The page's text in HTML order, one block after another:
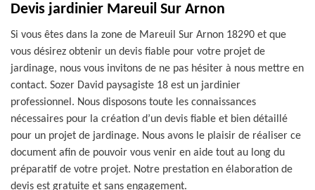
Devis jardinier Mareuil Sur Arnon
Si vous êtes dans la zone de Mareuil Sur Arnon 18290 et que
vous désirez obtenir un devis fiable pour votre projet de
jardinage, nous vous invitons de ne pas hésiter à nous mettre en
contact. Sozer David paysagiste 18 est un jardinier
professionnel. Nous disposons toute les connaissances
nécessaires pour la création d’un devis fiable et bien détaillé
pour un projet de jardinage. Nous avons le plaisir de réaliser ce
document afin de pouvoir vous venir en aide tout au long du
préparatif de votre projet. Notre prestation en élaboration de
devis est gratuite et sans engagement.